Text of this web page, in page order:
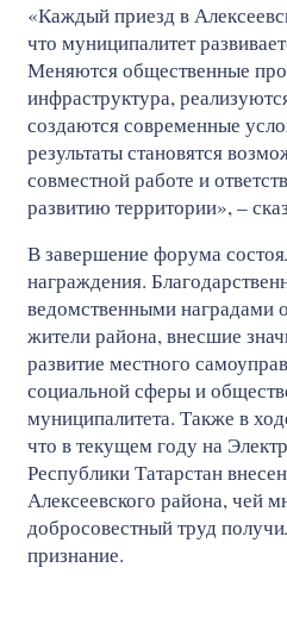
«Каждый приезд в
что муниципалитет
Меняются общественные
инфраструктура,
создаются современные
результаты становятся
совместной работе и
развитию территории», –
В завершение форума
награждения.
ведомственными наградами
жители района, внесшие
развитие местного
социальной сферы и
муниципалитета. Также в
что в текущем году на
Республики Татарстан
Алексеевского района, чей
добросовестный труд
признание.